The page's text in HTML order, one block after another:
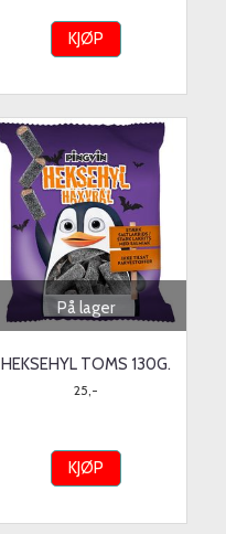
KJØP
På lager
HEKSEHYL TOMS 130G.
25,-
KJØP